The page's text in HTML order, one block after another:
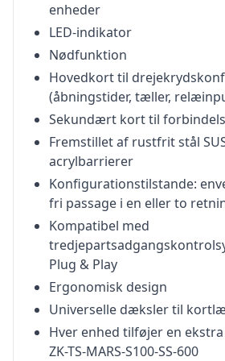
enheder
LED-indikator
Nødfunktion
Hovedkort til
(åbningstider, tæller,
Sekundært kort til
Fremstillet af rustfrit stål
acrylbarrierer
Konfigurationstilstande:
fri passage i en eller to
Kompatibel med
Plug & Play
Ergonomisk design
Universelle dæksler til
Hver enhed tilføjer en
ZK-TS-MARS-S100-SS-600